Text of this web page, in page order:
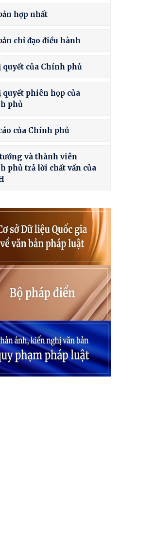
hợp nhất
chỉ đạo điều hành
quyết của Chính phủ
quyết phiên họp của
phủ
của Chính phủ
và thành viên
phủ trả lời chất vấn của